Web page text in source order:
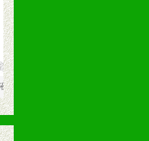
美舒洁婴幼儿抗菌护理洗衣液